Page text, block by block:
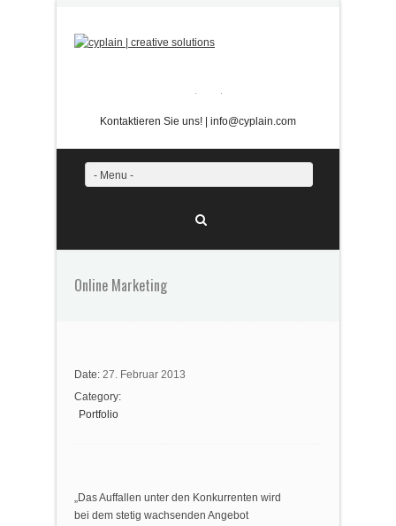
Kontaktieren Sie uns! | info@cyplain.com
- Menu -
Online Marketing
Date: 27. Februar 2013
Category:
Portfolio
„Das Auffallen unter den Konkurrenten wird
bei dem stetig wachsenden Angebot